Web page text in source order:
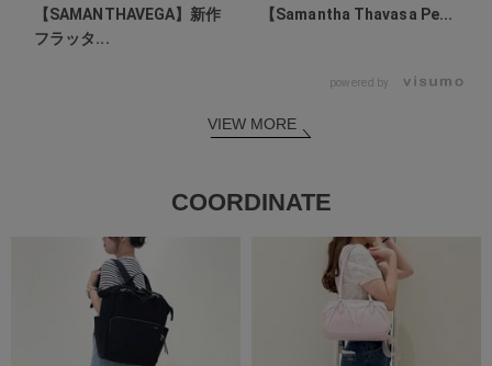
【SAMANTHAVEGA】新作
フラッタ...
【Samantha Thavasa Pe...
powered by
VIEW MORE
COORDINATE